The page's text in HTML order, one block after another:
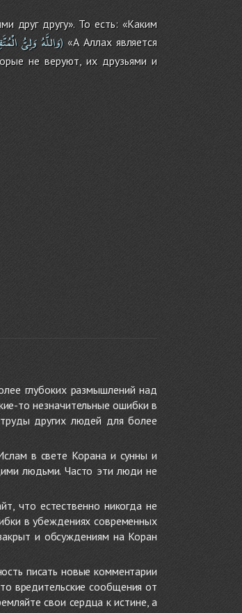
друг другу». То есть: «Каким
وَاللَّهُوَلِىُّ )«А Аллах является
не веруют, их друзьями и
глубоких размышлений над
то незначительные ошибки в
других людей для более
в свете Корана и сунны и
людьми. Часто эти люди не
что естественно никогда не
в убеждениях современных
и обсуждениям на Коран
писать новые комментарии
вредительские сообщения от
свои сердца к истине, а